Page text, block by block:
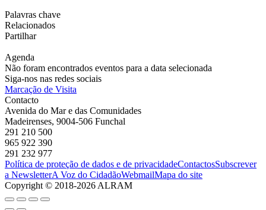
Palavras chave
Relacionados
Partilhar
Agenda
Não foram encontrados eventos para a data selecionada
Siga-nos nas redes sociais
Marcação de Visita
Contacto
Avenida do Mar e das Comunidades
Madeirenses, 9004-506 Funchal
291 210 500
965 922 390
291 232 977
Política de proteção de dados e de privacidadeContactosSubscrever
a NewsletterA Voz do CidadãoWebmailMapa do site
Copyright © 2018-2026 ALRAM